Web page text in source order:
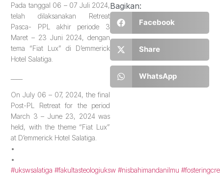
Pada tanggal 06 – 07 Juli 2024,
telah dilaksanakan Retreat
Pasca- PPL akhir periode 3
Maret – 23 Juni 2024, dengan
tema “Fiat Lux” di D’emmerick
Hotel Salatiga.
On July 06 – 07, 2024, the final
Post-PL Retreat for the period
March 3 – June 23, 2024 was
held, with the theme “Fiat Lux”
at D’emmerick Hotel Salatiga.
•
•
#ukswsalatiga #fakultasteologiuksw #nisbahimandanilmu
Bagikan:
Facebook
Share
WhatsApp